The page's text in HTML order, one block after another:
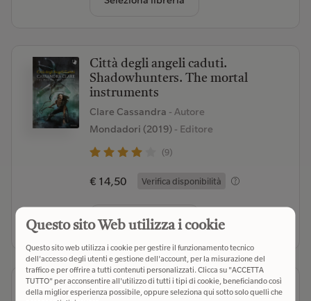
Città degli angeli caduti.
Shadowhunters. The mortal
instruments
Clare Cassandra - Autore
Mondadori (2019)- Editore
(9)
€ 14,50 Verifica disponibilità
Seleziona libreria
Città del fuoco celeste.
Questo sito Web utilizza i cookie
Questo sito web utilizza i cookie per gestire il funzionamento tecnico
dell'accesso degli utenti e gestione dell'account, per la misurazione del
traffico e per offrire a tutti contenuti personalizzati. Clicca su "ACCETTA
TUTTO" per acconsentire all'utilizzo di tutti i tipi di cookie, beneficiando così
della miglior esperienza possibile, oppure seleziona qui sotto solo quelli che